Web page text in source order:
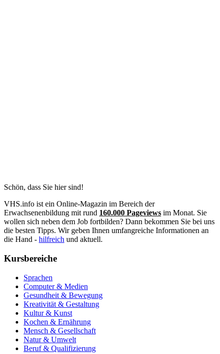
Schön, dass Sie hier sind!
VHS.info ist ein Online-Magazin im Bereich der
Erwachsenenbildung mit rund 160.000 Pageviews im Monat. Sie
wollen sich neben dem Job fortbilden? Dann bekommen Sie bei uns
die besten Tipps. Wir geben Ihnen umfangreiche Informationen an
die Hand - hilfreich und aktuell.
Kursbereiche
Sprachen
Computer & Medien
Gesundheit & Bewegung
Kreativität & Gestaltung
Kultur & Kunst
Kochen & Ernährung
Mensch & Gesellschaft
Natur & Umwelt
Beruf & Qualifizierung